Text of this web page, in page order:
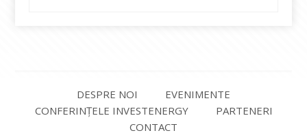
DESPRE NOI
EVENIMENTE
CONFERINȚELE INVESTENERGY
PARTENERI
CONTACT